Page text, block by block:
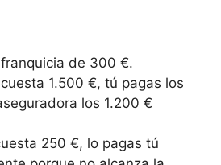
de 300 €.
1.500 €, tú pagas los
los 1.200 €
250 €, lo pagas tú